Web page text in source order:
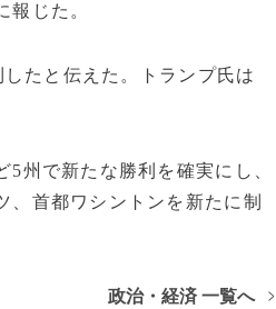
じた。
たと伝えた。トランプ氏は
州で新たな勝利を確実にし、
、首都ワシントンを新たに制
政治・経済 一覧へ >